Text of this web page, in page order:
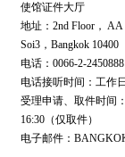
使馆证件大厅
地址：2nd Floor， AA
Soi3，Bangkok 10400
电话：0066-2-
电话接听时间：工作
受理申请、取件时间
16:30（仅取件）
电子邮件：